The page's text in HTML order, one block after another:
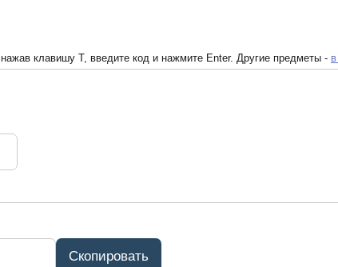
клавишу T, введите код и нажмите Enter. Другие предметы -